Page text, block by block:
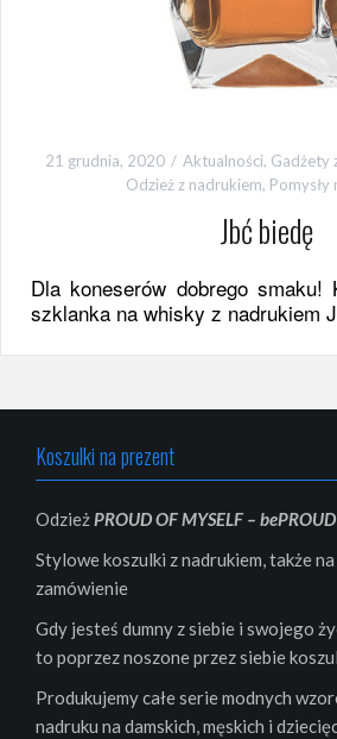
21 grudnia, 2020 Aktualności, Gadżety
Odzież z nadrukiem, Pomysły
Jbć biedę
Dla koneserów dobrego smaku!
szklanka na whisky z nadrukiem
Koszulki na prezent
Odzież PROUD OF MYSELF – bePROUD
Stylowe koszulki z nadrukiem, także
zamówienie
Gdy jesteś dumny z siebie i swojego
to poprzez noszone przez siebie
Produkujemy całe serie modnych
nadruku na damskich, męskich i